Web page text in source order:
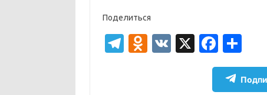
Поделиться
T
O
V
X
Fa
c
e
т
п